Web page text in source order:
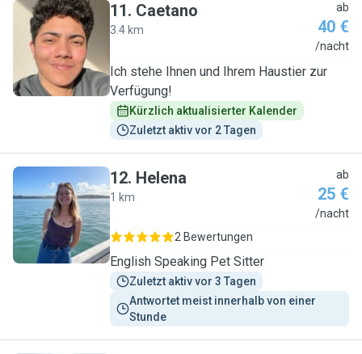
C
11. Caetano
3.4 km
ab
40 €
/nacht
Ich stehe Ihnen und Ihrem Haustier zur
Verfügung!
Kürzlich aktualisierter Kalender
Zuletzt aktiv vor 2 Tagen
H
12. Helena
1 km
ab
25 €
/nacht
2 Bewertungen
English Speaking Pet Sitter
Zuletzt aktiv vor 3 Tagen
Antwortet meist innerhalb von einer
Stunde